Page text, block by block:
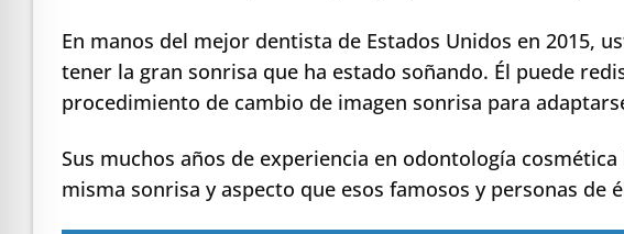
En manos del mejor dentista de Estados Unidos en 2015,
tener la gran sonrisa que ha estado soñando. Él puede
procedimiento de cambio de imagen sonrisa para
Sus muchos años de experiencia en odontología
misma sonrisa y aspecto que esos famosos y personas de